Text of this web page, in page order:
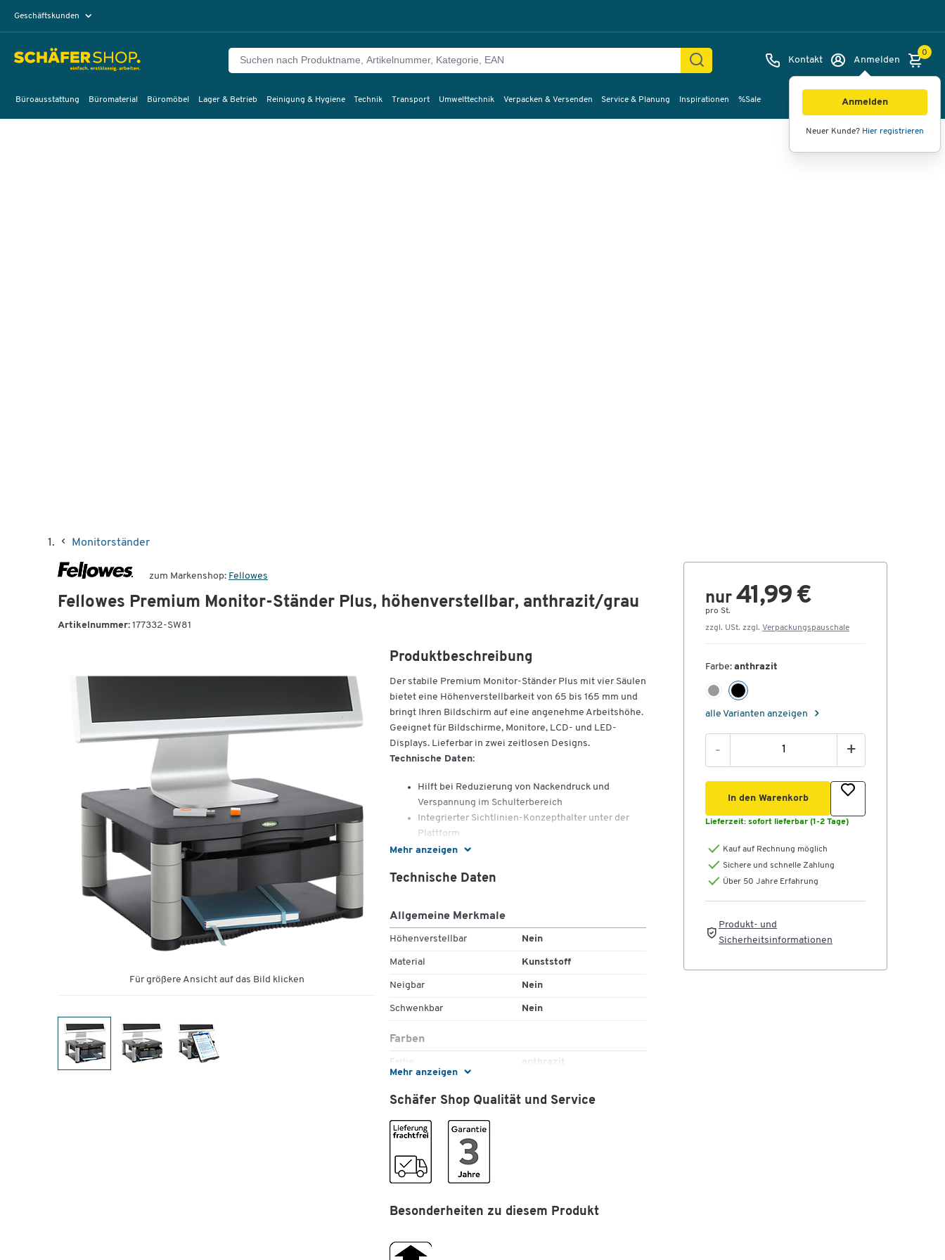
Geschäftskunden
Kontakt Anmelden
Anmelden
Neuer Kunde? Hier registrieren
0
Büroausstattung Büromaterial Büromöbel Lager & Betrieb Reinigung & Hygiene Technik Transport Umwelttechnik Verpacken & Versenden Service & Planung Inspirationen %Sale
Monitorständer
zum Markenshop: Fellowes
Fellowes Premium Monitor-Ständer Plus, höhenverstellbar, anthrazit/grau
Artikelnummer: 177332-SW81
Für größere Ansicht auf das Bild klicken
Mehr anzeigen
Produktbeschreibung
Der stabile Premium Monitor-Ständer Plus mit vier Säulen
bietet eine Höhenverstellbarkeit von 65 bis 165 mm und
bringt Ihren Bildschirm auf eine angenehme Arbeitshöhe.
Geeignet für Bildschirme, Monitore, LCD- und LED-
Displays. Lieferbar in zwei zeitlosen Designs.
Technische Daten:
Hilft bei Reduzierung von Nackendruck und
Verspannung im Schulterbereich
Integrierter Sichtlinien-Konzepthalter unter der
Plattform
Bequemes Kabelführungssystem
verstellbar
51 mm hohe Schublade für Papier oder Utensilien
Hergestellt aus 100 % recyceltem Kunststoff
Maße: B 333 x T 337 x H 166 mm
Mehr anzeigen
Technische Daten
Allgemeine Merkmale
Höhenverstellbar Nein
Material Kunststoff
Neigbar Nein
Schwenkbar Nein
Farben
Farbe anthrazit
Maße
Höhe [mm]
Schäfer Shop Qualität und Service
Besonderheiten zu diesem Produkt
nur 41,99 €
pro St.
zzgl. USt. zzgl. Verpackungspauschale
Farbe: anthrazit
alle Varianten anzeigen
- +
In den Warenkorb
Lieferzeit: sofort lieferbar (1-2 Tage)
Kauf auf Rechnung möglich
Sichere und schnelle Zahlung
Über 50 Jahre Erfahrung
Produkt- und
Sicherheitsinformationen
Bilder Videos 360°-Ansicht